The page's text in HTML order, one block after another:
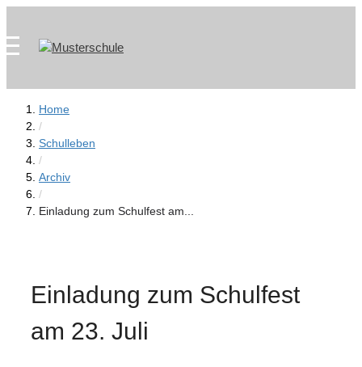
springen
content
Home
/
Schulleben
/
Archiv
/
Einladung zum Schulfest am...
Einladung zum Schulfest
am 23. Juli